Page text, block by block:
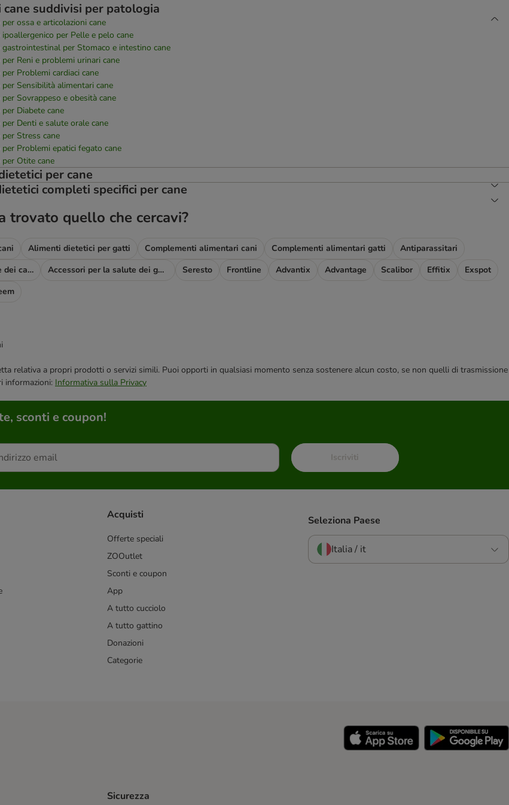
suddivisi per patologia
ossa e articolazioni cane
per Pelle e pelo cane
gastrointestinal per Stomaco e intestino cane
Reni e problemi urinari cane
Problemi cardiaci cane
Sensibilità alimentari cane
Sovrappeso e obesità cane
Diabete cane
Denti e salute orale cane
Stress cane
Problemi epatici fegato cane
Otite cane
per cane
completi specifici per cane
trovato quello che cercavi?
Alimenti dietetici per gatti Complementi alimentari cani Complementi alimentari gatti
Antiparassitari
Accessori per la salute dei cani
Accessori per la salute dei gatti Seresto Frontline Advantix Advantage Scalibor Effitix
Exspot
relativa a propri prodotti o servizi simili. Puoi opporti in qualsiasi momento senza sostenere alcun costo, se non quelli di trasmissione
informazioni: Informativa sulla Privacy
sconti e coupon!
Iscriviti
Acquisti
Offerte speciali
ZOOutlet
Sconti e coupon
App
A tutto cucciolo
A tutto gattino
Donazioni
Categorie
Seleziona Paese
Italia / it
Sicurezza